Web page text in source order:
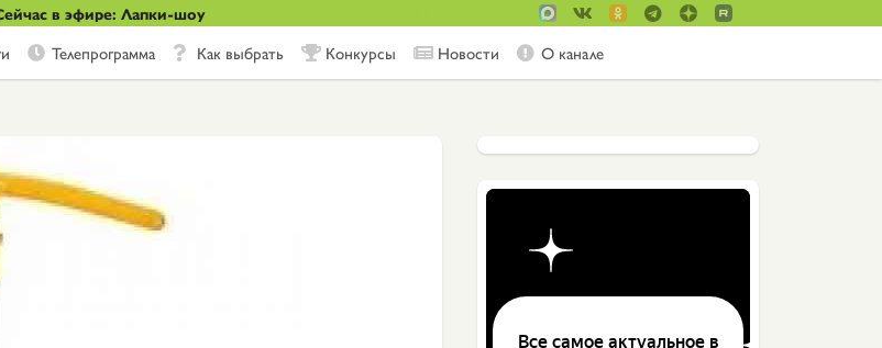
в эфире: Лапки-шоу
Телепрограмма Как выбрать Конкурсы Новости О канале